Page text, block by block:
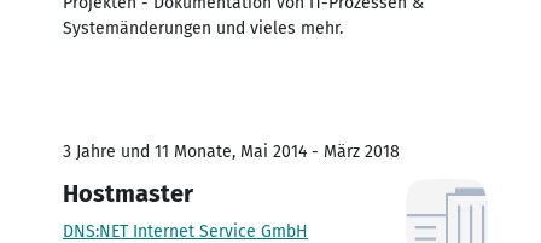
Systemänderungen und vieles mehr.
3 Jahre und 11 Monate, Mai 2014 - März 2018
Hostmaster
DNS:NET Internet Service GmbH